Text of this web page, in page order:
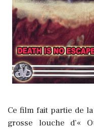
Ce film fait partie de
grosse louche d’«